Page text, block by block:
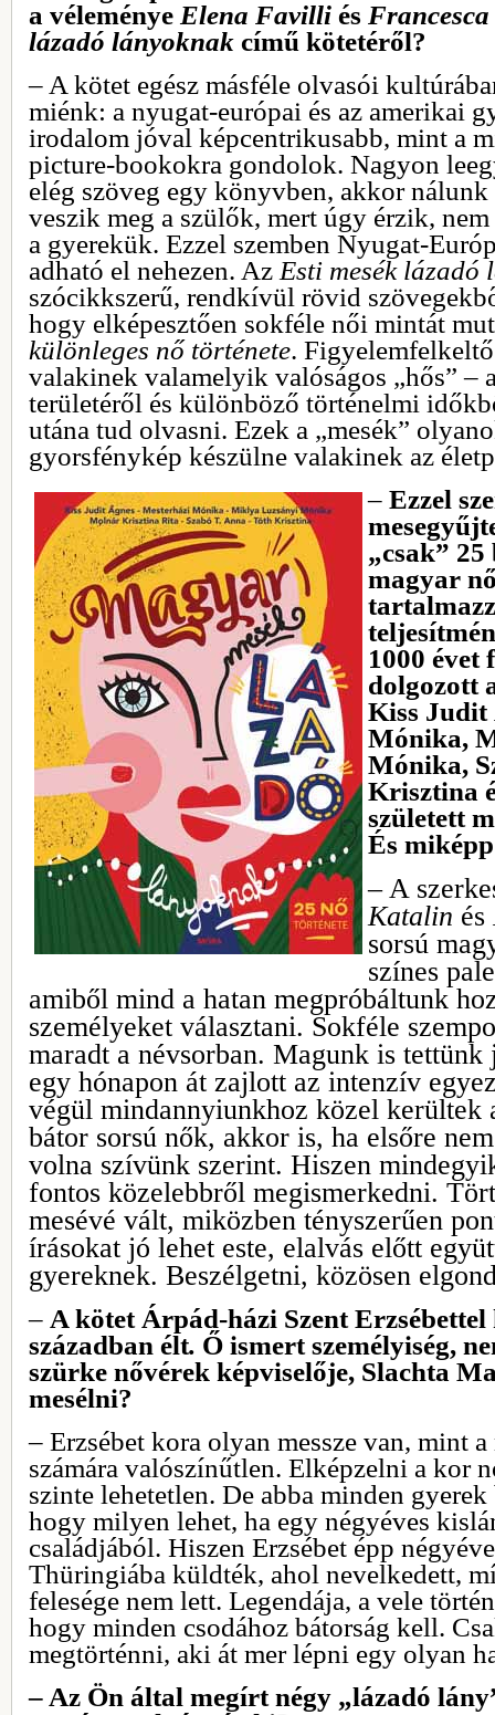
a véleménye Elena Favilli és
lázadó lányoknak című kötetéről?
‒ A kötet egész másféle olvasói
miénk: a nyugat-európai és az amerikai
irodalom jóval képcentrikusabb, mint a
picture-bookokra gondolok. Nagyon
elég szöveg egy könyvben, akkor nálunk
veszik meg a szülők, mert úgy érzik,
a gyerekük. Ezzel szemben Nyugat-
adható el nehezen. Az Esti mesék lázadó
szócikkszerű, rendkívül rövid
hogy elképesztően sokféle női mintát
különleges nő története.
valakinek valamelyik valóságos „hős” –
területéről és különböző történelmi
utána tud olvasni. Ezek a „mesék”
gyorsfénykép készülne valakinek az
‒ Ezzel
„csak”
magyar
1000 évet
dolgozott
Kiss Judit
Mónika,
Mónika,
Krisztina
született
És
‒ A
Katalin és
sorsú
színes
amiből mind a hatan megpróbáltunk
személyeket választani. Sokféle
maradt a névsorban. Magunk is
egy hónapon át zajlott az intenzív
végül mindannyiunkhoz közel kerültek
bátor sorsú nők, akkor is, ha elsőre
volna szívünk szerint. Hiszen
fontos közelebbről megismerkedni.
mesévé vált, miközben tényszerűen
írásokat jó lehet este, elalvás előtt
gyereknek. Beszélgetni, közösen
‒ A kötet Árpád-házi Szent
században élt. Ő ismert személyiség,
szürke nővérek képviselője, Slachta
mesélni?
‒ Erzsébet kora olyan messze van, mint
számára valószínűtlen. Elképzelni a kor
szinte lehetetlen. De abba minden
hogy milyen lehet, ha egy négyéves
családjából. Hiszen Erzsébet épp
Thüringiába küldték, ahol nevelkedett,
felesége nem lett. Legendája, a vele
hogy minden csodához bátorság kell.
megtörténni, aki át mer lépni egy olyan
– Az Ön által megírt négy „lázadó